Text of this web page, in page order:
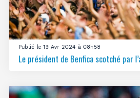
Publié le 19 Avr 2024 à 08h58
Le président de Benfica scotché par